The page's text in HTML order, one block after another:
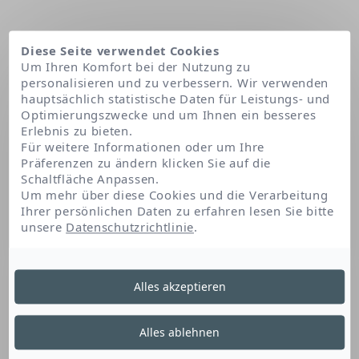
Startseite Polysorbate 80
Polysorbate 80
Dieses Fettsäure- und Sorbitan-Derivat ist ein
Emulgator und Stabilisator. Es ermöglicht die
Diese Seite verwendet Cookies
Um Ihren Komfort bei der Nutzung zu
personalisieren und zu verbessern. Wir verwenden
hauptsächlich statistische Daten für Leistungs- und
Optimierungszwecke und um Ihnen ein besseres
Erlebnis zu bieten.
Für weitere Informationen oder um Ihre
Präferenzen zu ändern klicken Sie auf die
Schaltfläche Anpassen.
Um mehr über diese Cookies und die Verarbeitung
Ihrer persönlichen Daten zu erfahren lesen Sie bitte
unsere Datenschutzrichtlinie.
Alles ablehnen
Alles akzeptieren